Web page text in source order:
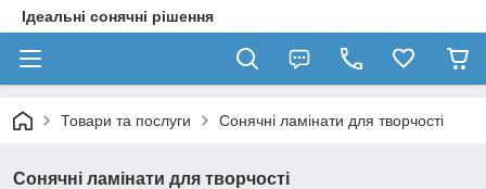
Ідеальні сонячні рішення
Товари та послуги Сонячні ламінати для творчості
Сонячні ламінати для творчості